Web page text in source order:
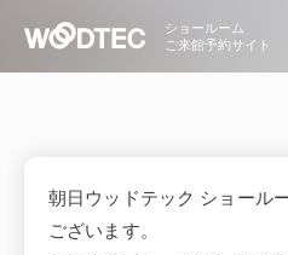
ショールーム
ご来館予約サイト
朝日ウッドテック ショール
ございます。